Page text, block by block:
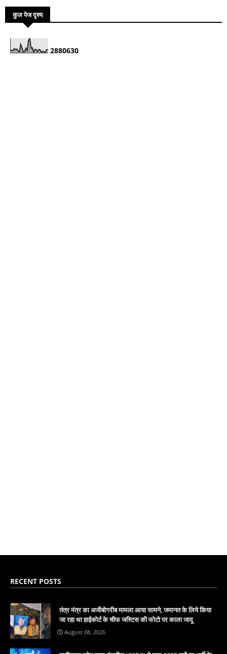
कुल पेज दृश्य
2880630
RECENT POSTS
तंत्र मंत्र का अजीबोगरीब मामला आया सामने, जमानत के लिये किया
जा रहा था हाईकोर्ट के चीफ जस्टिस की फोटो पर काला जादू
August 08, 2026